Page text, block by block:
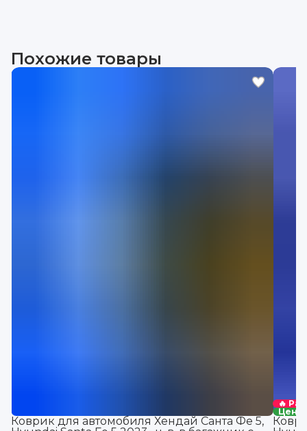
Похожие товары
Коврик для автомобиля Хендай Санта Фе 5,
🔥
Цена